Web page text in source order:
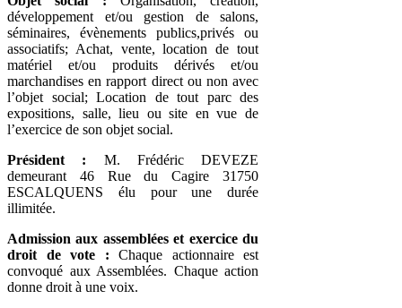
développement et/ou gestion de salons,
séminaires, évènements publics,privés ou
associatifs; Achat, vente, location de tout
matériel et/ou produits dérivés et/ou
marchandises en rapport direct ou non avec
l’objet social; Location de tout parc des
expositions, salle, lieu ou site en vue de
l’exercice de son objet social.
Président : M. Frédéric DEVEZE
demeurant 46 Rue du Cagire 31750
ESCALQUENS élu pour une durée
illimitée.
Admission aux assemblées et exercice du
droit de vote : Chaque actionnaire est
convoqué aux Assemblées. Chaque action
donne droit à une voix.